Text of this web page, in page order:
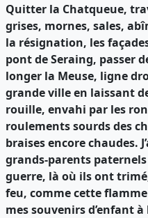
Quitter la Chatqueue,
grises, mornes, sales,
la résignation, les
pont de Seraing, passer
longer la Meuse, ligne
grande ville en laissant
rouille, envahi par les
roulements sourds des
braises encore chaudes.
grands-parents
guerre, là où ils ont
feu, comme cette
mes souvenirs d’enfant